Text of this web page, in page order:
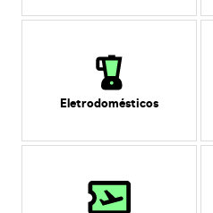
Eletrodomésticos